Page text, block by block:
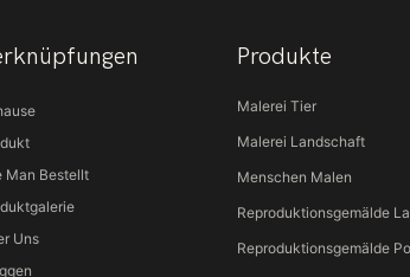
Man Bestellt
Uns
Produkte
Malerei Tier
Malerei Landschaft
Menschen Malen
Reproduktionsgemälde
Reproduktionsgemälde